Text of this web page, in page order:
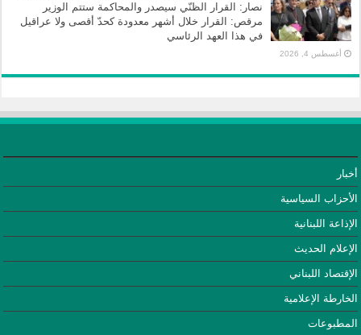
نصار: القرار الظنّي سيصدر والمحاكمة ستتم الوزير
مرقص: القرار خلال أشهر معدودة كحدّ أقصى ولا عراقيل
في هذا العهد الرئاسي
أغسطس 4, 2026
أخبار
الأحزاب السياسية
الإذاعة اللبنانية
الإعلام الحديث
الإقتصاد اللبناني
الخارطة الإعلامية
المطبوعات